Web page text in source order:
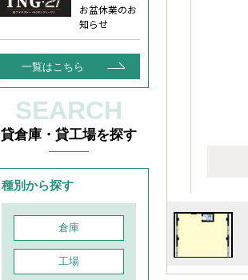
一覧はこちら
SEARCH
貸倉庫・貸工場を探す
種別から探す
倉庫
工場